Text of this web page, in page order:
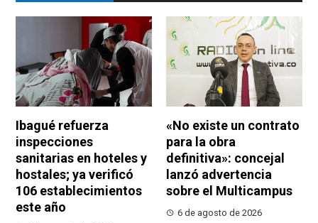
Ibagué refuerza
inspecciones
sanitarias en hoteles y
hostales; ya verificó
106 establecimientos
este año
«No existe un contrato
para la obra
definitiva»: concejal
lanzó advertencia
sobre el Multicampus
6 de agosto de 2026